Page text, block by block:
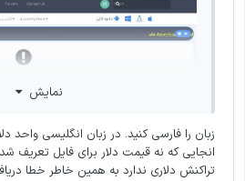
نمایش
زبان را فارسی کنید. در زبان انگلیسی واحد
انجایی که نه قیمت دلار برای فایل تعریف
تراکنش دلاری ندارد به همین خاطر خطا